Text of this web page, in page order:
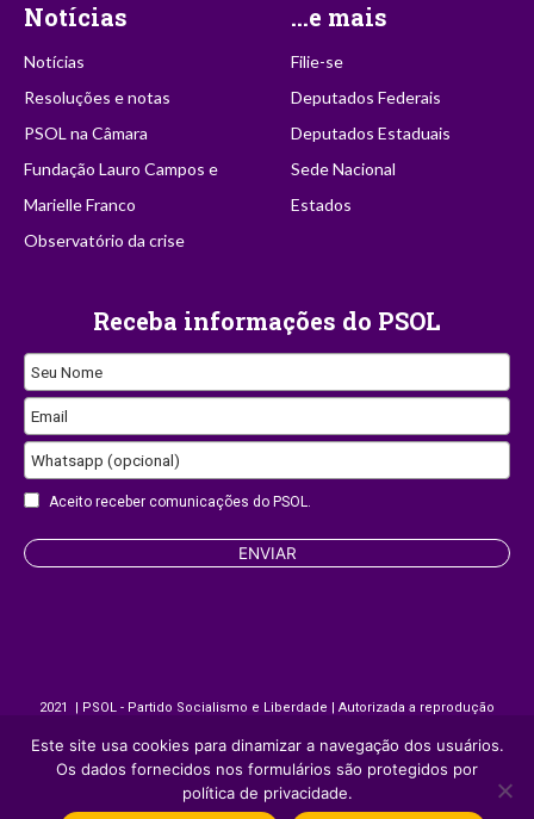
Notícias
Notícias
Resoluções e notas
PSOL na Câmara
Fundação Lauro Campos e
Marielle Franco
Observatório da crise
...e mais
Filie-se
Deputados Federais
Deputados Estaduais
Sede Nacional
Estados
Receba informações do PSOL
Company
Name
Seu Nome
Email
Whatsapp (opcional)
Aceito receber comunicações do PSOL.
ENVIAR
2021 | PSOL - Partido Socialismo e Liberdade | Autorizada a reprodução
desde que citada a fonte.
Site desenvolvido porAppmobi
Este site usa cookies para dinamizar a navegação dos usuários.
Os dados fornecidos nos formulários são protegidos por
política de privacidade.